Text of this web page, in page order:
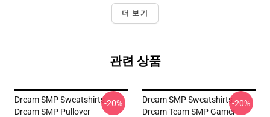
더 보기
관련 상품
Dream SMP Sweatshirts -
Dream SMP Pullover
-20%
Dream SMP Sweatshirts -
Dream Team SMP Gamer
-20%